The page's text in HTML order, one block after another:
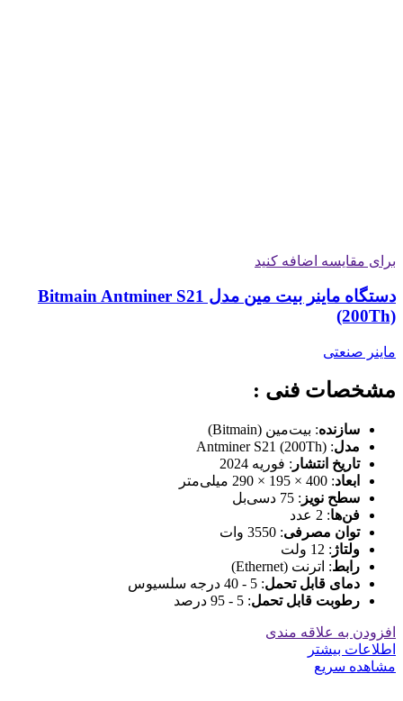
برای مقایسه اضافه کنید
دستگاه ماینر بیت مین مدل Bitmain Antminer S21
(200Th)
ماینر صنعتی
مشخصات فنی :
سازنده: بیت‌مین (Bitmain)
مدل: Antminer S21 (200Th)
تاریخ انتشار : فوریه 2024
ابعاد: 400 × 195 × 290 میلی‌متر
سطح نویز : 75 دسی‌بل
فن‌ها: 2 عدد
توان مصرفی: 3550 وات
ولتاژ : 12 ولت
رابط: اترنت (Ethernet)
دمای قابل تحمل: 5 - 40 درجه سلسیوس
رطوبت قابل تحمل: 5 - 95 درصد
افزودن به علاقه مندی
اطلاعات بیشتر
مشاهده سریع